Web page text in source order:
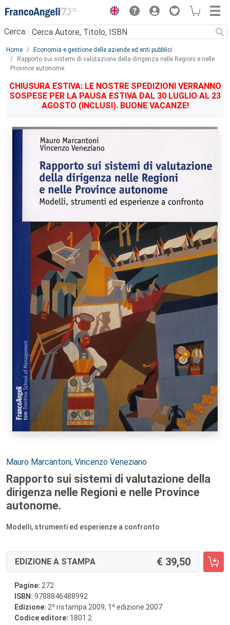
Menu
Cerca:
Main content
Home
Economia e gestione delle aziende ed enti pubblici
Rapporto sui sistemi di valutazione della dirigenza nelle Regioni e nelle
Province autonome.
CHIUSURA ESTIVA: LE NOSTRE SPEDIZIONI VERRANNO
SOSPESE PER LA PAUSA ESTIVA DAL 30 LUGLIO AL 23
AGOSTO (INCLUSI). BUONE VACANZE!
Autori:
Mauro Marcantoni, Vincenzo Veneziano
Rapporto sui sistemi di valutazione della
dirigenza nelle Regioni e nelle Province
autonome.
Modelli, strumenti ed esperienze a confronto
EDIZIONE A STAMPA 39,50
Pagine: 272
ISBN: 9788846488992
Edizione: 2a ristampa 2009, 1 a edizione 2007
Codice editore: 1801.2